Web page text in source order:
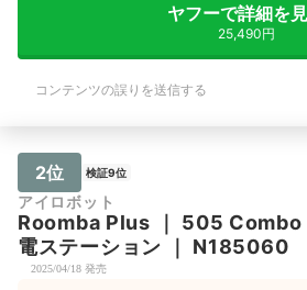
ヤフーで詳細を
25,490円
コンテンツの誤りを送信する
2位 検証9位
アイロボット
Roomba Plus
505 Combo
電ステーション
N185060
2025/04/18 発売